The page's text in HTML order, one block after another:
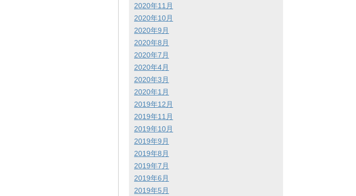
2020年11月
2020年10月
2020年9月
2020年8月
2020年7月
2020年4月
2020年3月
2020年1月
2019年12月
2019年11月
2019年10月
2019年9月
2019年8月
2019年7月
2019年6月
2019年5月